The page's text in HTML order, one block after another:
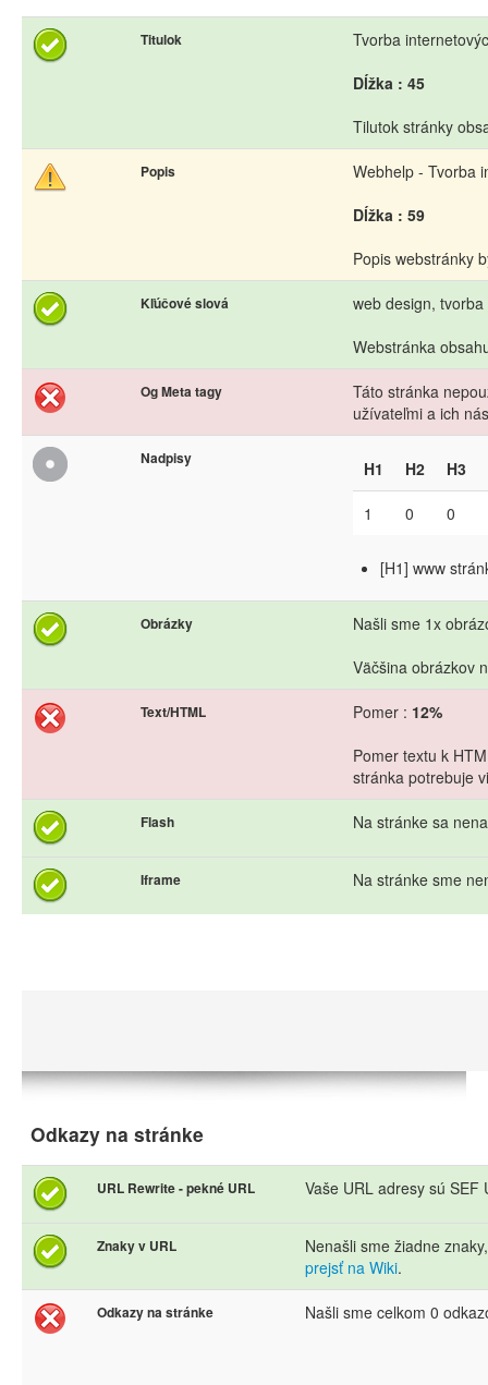
Titulok
Tvorba
Dĺžka : 45
Tilutok stránky
Popis
Webhelp - Tvorba
Dĺžka : 59
Popis webstránky
Kľúčové slová
web design,
Webstránka
Og Meta tagy
Táto stránka
užívateľmi a ich
Nadpisy H1 H2 H3
1 0 0
[H1] www
Obrázky
Našli sme 1x
Väčšina obrázkov
Text/HTML Pomer : 12%
Pomer textu k
stránka potrebuje
Flash Na stránke sa
Iframe Na stránke sme
Odkazy na stránke
URL Rewrite - pekné URL Vaše URL adresy sú
Znaky v URL
Nenašli sme žiadne
prejsť na Wiki.
Odkazy na stránke Našli sme celkom 0